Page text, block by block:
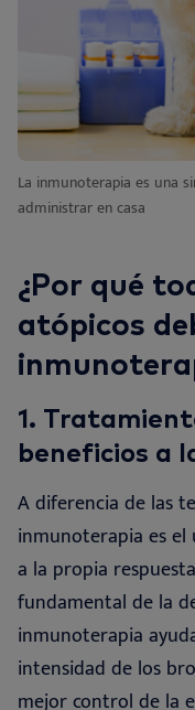
La inmunoterapia es una
administrar en casa
¿Por qué
atópicos
1.
beneficios a
A diferencia de las
inmunoterapia es
a la propia
fundamental de la
inmunoterapia
intensidad de los
mejor control de la